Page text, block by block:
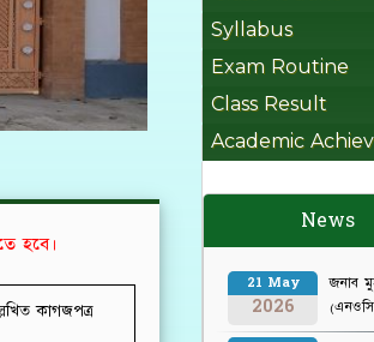
হবে।
কাগজপত্র
Syllabus
Exam Routine
Class Result
Academic
News
21 May
2026
জনাব